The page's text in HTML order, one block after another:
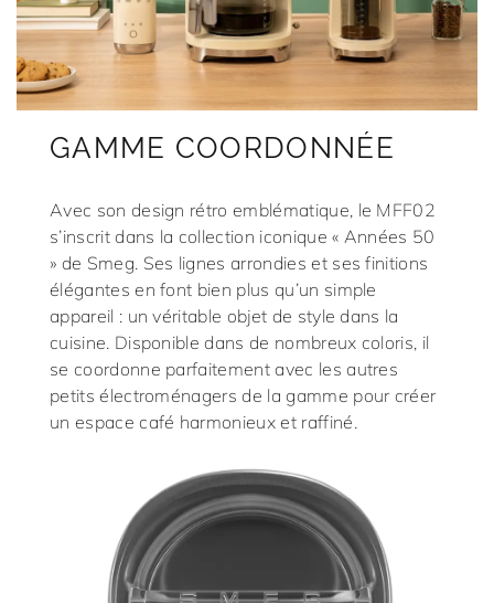
GAMME COORDONNÉE
Avec son design rétro emblématique, le MFF02
s’inscrit dans la collection iconique « Années 50
» de Smeg. Ses lignes arrondies et ses finitions
élégantes en font bien plus qu’un simple
appareil : un véritable objet de style dans la
cuisine. Disponible dans de nombreux coloris, il
se coordonne parfaitement avec les autres
petits électroménagers de la gamme pour créer
un espace café harmonieux et raffiné.